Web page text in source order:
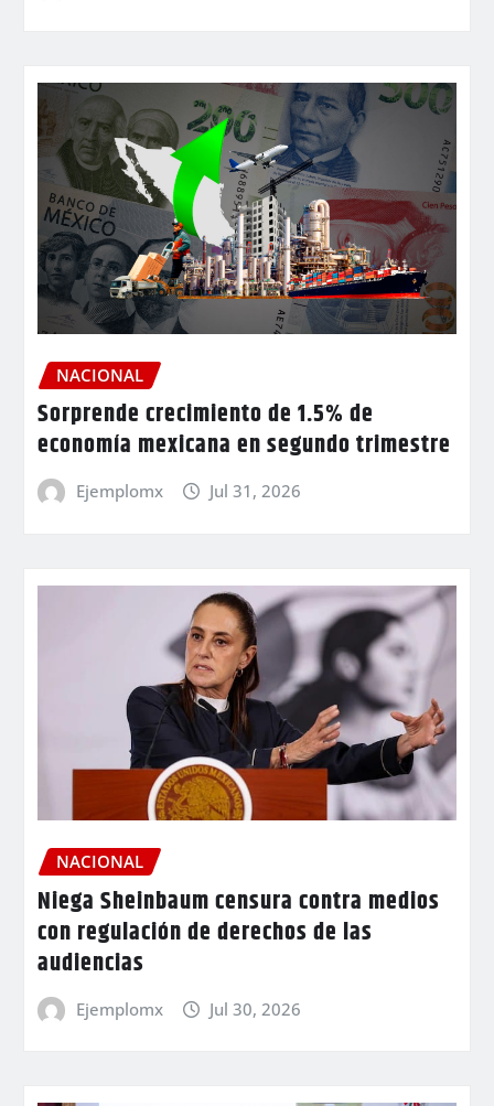
NACIONAL
Sorprende crecimiento de 1.5% de
economía mexicana en segundo trimestre
Ejemplomx Jul 31, 2026
NACIONAL
Niega Sheinbaum censura contra medios
con regulación de derechos de las
audiencias
Ejemplomx Jul 30, 2026